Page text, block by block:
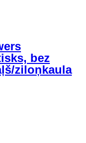
bez
ziloņkaula